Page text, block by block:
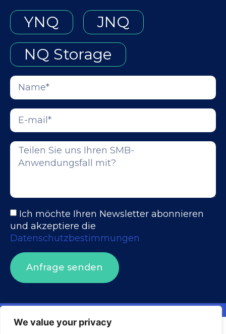
We value your privacy
YNQ
JNQ
NQ Storage
Ich möchte Ihren Newsletter abonnieren
und akzeptiere die
Datenschutzbestimmungen
Anfrage senden
Barrierefreiheitserklärung
Visuality systems uses technical, analytical, marketing, and